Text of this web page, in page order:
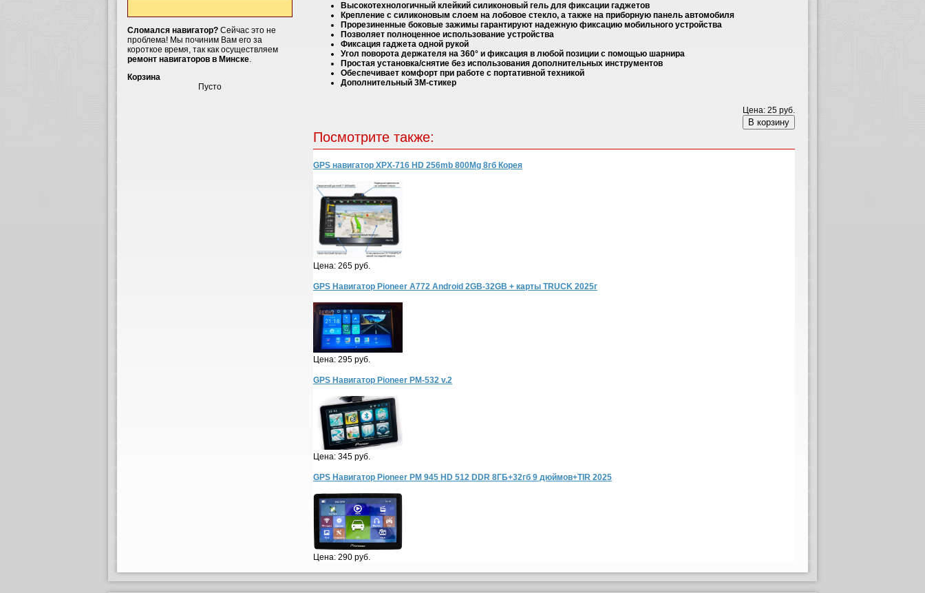
Сломался навигатор? Сейчас это не
проблема! Мы починим Вам его за
короткое время, так как осуществляем
ремонт навигаторов в Минске.
Корзина
Пусто
Высокотехнологичный клейкий силиконовый гель для фиксации гаджетов
Крепление с силиконовым слоем на лобовое стекло, а также на приборную панель автомобиля
Прорезиненные боковые зажимы гарантируют надежную фиксацию мобильного устройства
Позволяет полноценное использование устройства
Фиксация гаджета одной рукой
Угол поворота держателя на 360° и фиксация в любой позиции с помощью шарнира
Простая установка/снятие без использования дополнительных инструментов
Обеспечивает комфорт при работе с портативной техникой
Дополнительный 3М-стикер
Цена: 25 руб.
В корзину
Посмотрите также:
GPS навигатор XPX-716 HD 256mb 800Mg 8гб Корея
Цена: 265 руб.
GPS Навигатор Pioneer A772 Android 2GB-32GB + карты TRUCK 2025г
Цена: 295 руб.
GPS Навигатор Pioneer PM-532 v.2
Цена: 345 руб.
GPS Навигатор Pioneer PM 945 HD 512 DDR 8ГБ+32гб 9 дюймов+TIR 2025
Цена: 290 руб.